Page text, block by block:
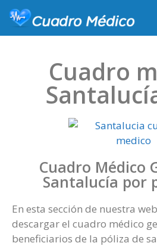
Cuadro
Cuadro Médico
Santalucía por
En esta sección de nuestra
descargar el cuadro médico
beneficiarios de la póliza de